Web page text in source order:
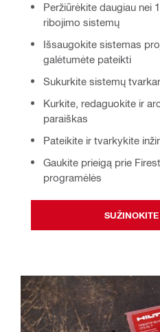
Peržiūrėkite daugiau nei
ribojimo sistemų
Išsaugokite sistemas
galėtumėte pateikti
Sukurkite sistemų
Kurkite, redaguokite ir
paraiškas
Pateikite ir tvarkykite
Gaukite prieigą prie
programėlės